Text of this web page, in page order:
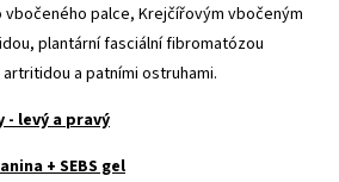
palce, Krejčířovým vbočeným
plantární fasciální fibromatózou
a patními ostruhami.
- levý a pravý
+ SEBS gel